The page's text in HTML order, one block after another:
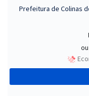
Prefeitura de Colinas